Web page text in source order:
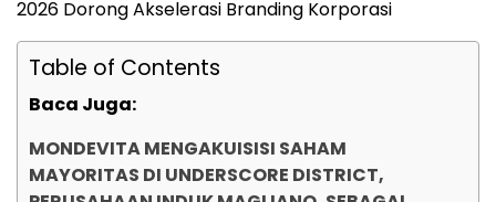
2026 Dorong Akselerasi Branding Korporasi
Table of Contents
Baca Juga:
MONDEVITA MENGAKUISISI SAHAM
MAYORITAS DI UNDERSCORE DISTRICT,